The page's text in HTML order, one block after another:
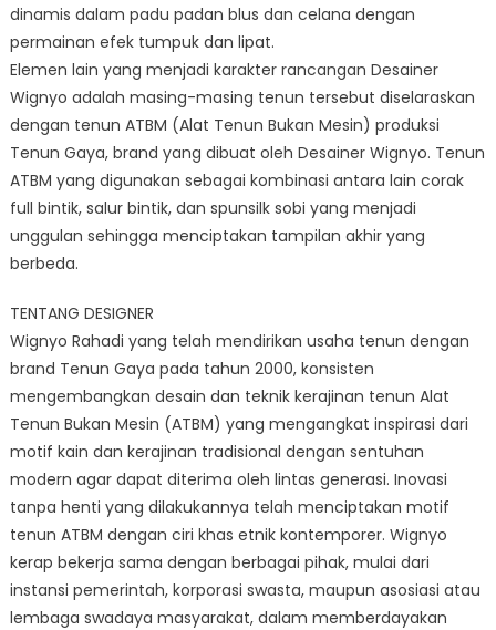
dinamis dalam padu padan blus dan celana dengan
permainan efek tumpuk dan lipat.
Elemen lain yang menjadi karakter rancangan Desainer
Wignyo adalah masing-masing tenun tersebut diselaraskan
dengan tenun ATBM (Alat Tenun Bukan Mesin) produksi
Tenun Gaya, brand yang dibuat oleh Desainer Wignyo. Tenun
ATBM yang digunakan sebagai kombinasi antara lain corak
full bintik, salur bintik, dan spunsilk sobi yang menjadi
unggulan sehingga menciptakan tampilan akhir yang
berbeda.
TENTANG DESIGNER
Wignyo Rahadi yang telah mendirikan usaha tenun dengan
brand Tenun Gaya pada tahun 2000, konsisten
mengembangkan desain dan teknik kerajinan tenun Alat
Tenun Bukan Mesin (ATBM) yang mengangkat inspirasi dari
motif kain dan kerajinan tradisional dengan sentuhan
modern agar dapat diterima oleh lintas generasi. Inovasi
tanpa henti yang dilakukannya telah menciptakan motif
tenun ATBM dengan ciri khas etnik kontemporer. Wignyo
kerap bekerja sama dengan berbagai pihak, mulai dari
instansi pemerintah, korporasi swasta, maupun asosiasi atau
lembaga swadaya masyarakat, dalam memberdayakan